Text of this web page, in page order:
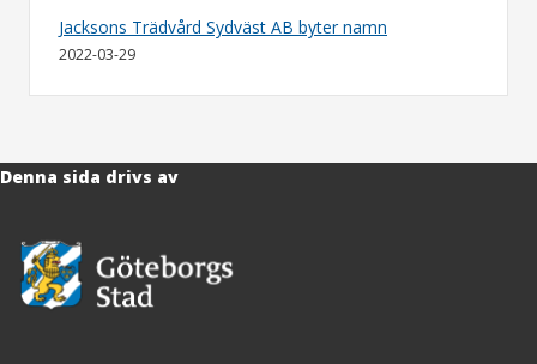
Jacksons Trädvård Sydväst AB byter namn
2022-03-29
Denna sida drivs av